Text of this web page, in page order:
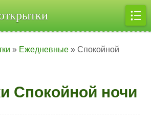
» Ежедневные » Спокойной
Спокойной ночи